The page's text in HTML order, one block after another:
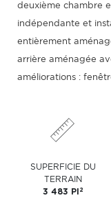
deuxième chambre
indépendante et
entièrement
arrière aménagée
améliorations :
SUPERFICIE DU
TERRAIN
3 483 PI 2